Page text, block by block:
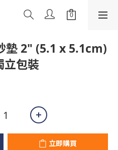
墊 2" (5.1 x 5.1cm)
立包裝
立即購買